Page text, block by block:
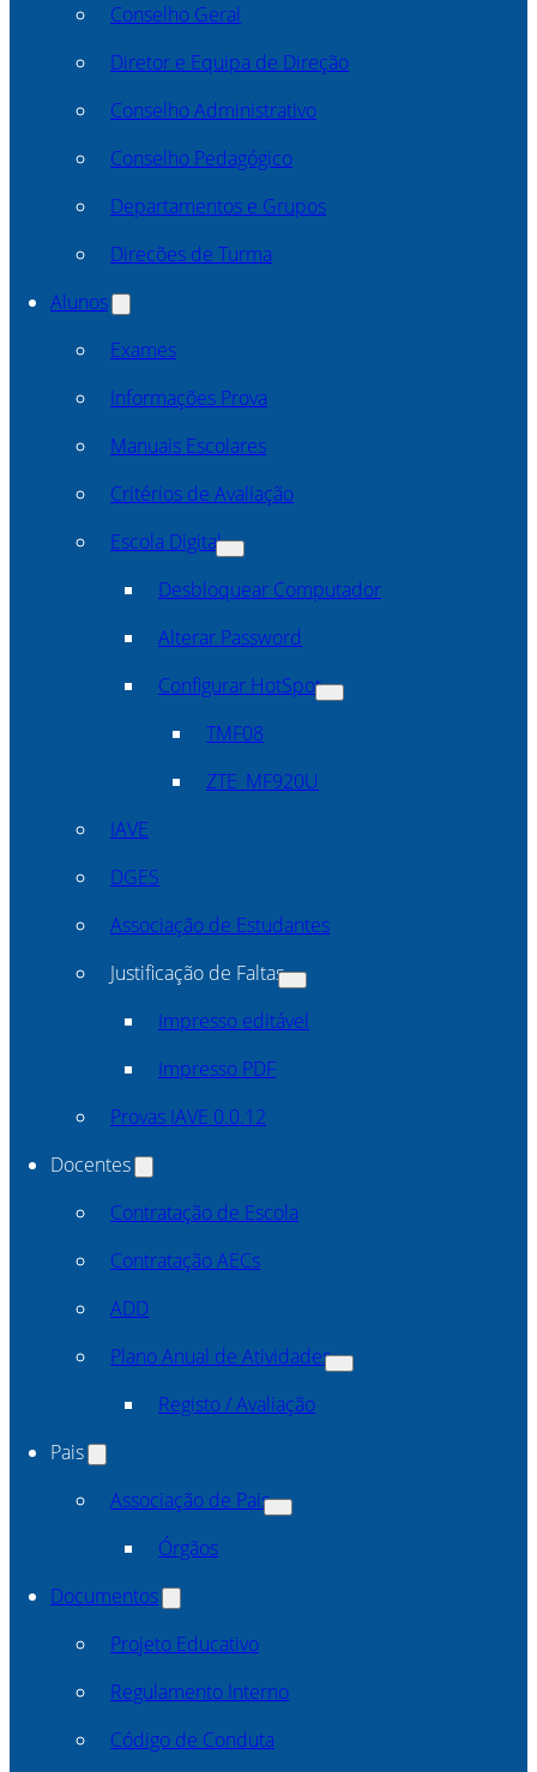
Conselho Geral
Diretor e Equipa de Direção
Conselho Administrativo
Conselho Pedagógico
Departamentos e Grupos
Direcões de Turma
Alunos
Exames
Informações Prova
Manuais Escolares
Critérios de Avaliação
Escola Digital
Desbloquear Computador
Alterar Password
Configurar HotSpot
TMF08
ZTE_MF920U
IAVE
DGES
Associação de Estudantes
Justificação de Faltas
Impresso editável
Impresso PDF
Provas IAVE 0.0.12
Docentes
Contratação de Escola
Contratação AECs
ADD
Plano Anual de Atividades
Registo / Avaliação
Pais
Associação de Pais
Órgãos
Documentos
Projeto Educativo
Regulamento Interno
Código de Conduta